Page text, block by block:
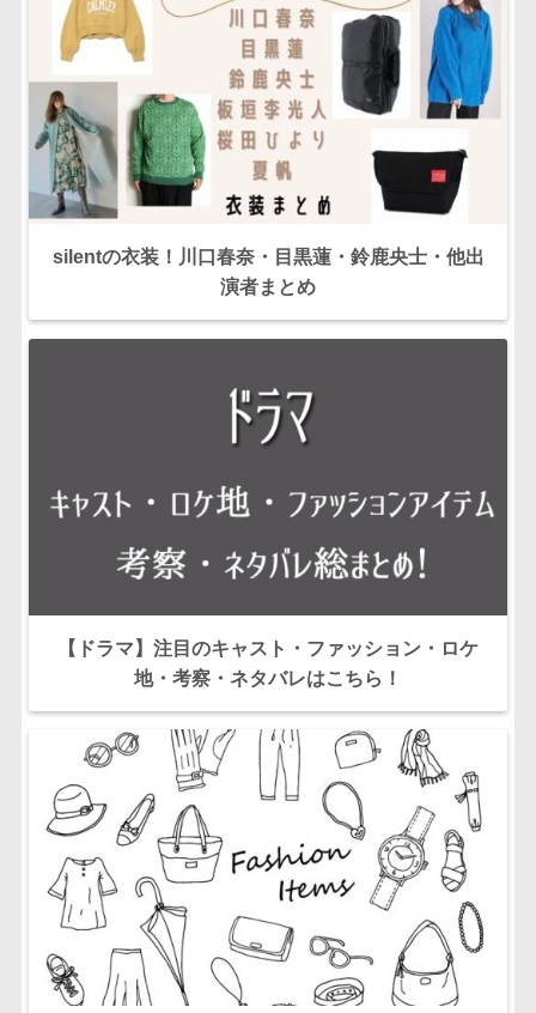
silentの衣装！川口春奈・目黒蓮・鈴鹿央士・他出
演者まとめ
【ドラマ】注目のキャスト・ファッション・ロケ
地・考察・ネタバレはこちら！